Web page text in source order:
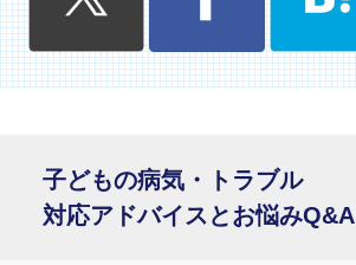
子どもの病気・トラブル
対応アドバイスとお悩みQ&A